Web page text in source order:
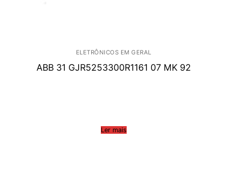
ELETRÔNICOS EM GERAL
ABB 31 GJR5253300R1161 07 MK 92
Ler mais